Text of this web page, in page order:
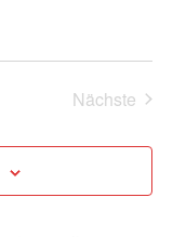
Nächste